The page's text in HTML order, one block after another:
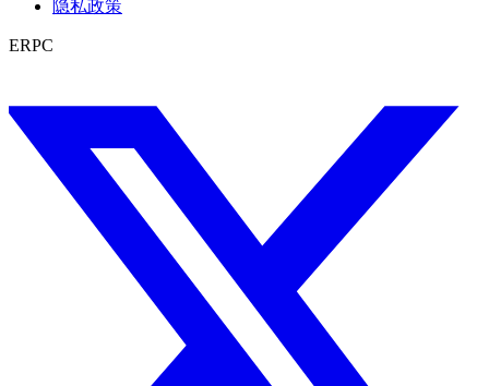
隐私政策
ERPC